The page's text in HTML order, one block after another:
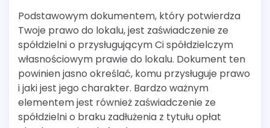
Podstawowym dokumentem, który potwierdza
Twoje prawo do lokalu, jest zaświadczenie ze
spółdzielni o przysługującym Ci spółdzielczym
własnościowym prawie do lokalu. Dokument ten
powinien jasno określać, komu przysługuje prawo
i jaki jest jego charakter. Bardzo ważnym
elementem jest również zaświadczenie ze
spółdzielni o braku zadłużenia z tytułu opłat